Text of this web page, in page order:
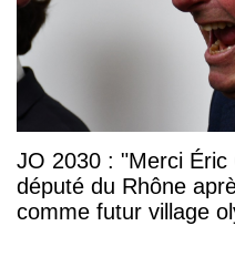
JO 2030 : "Merci Éric
député du Rhône
comme futur village